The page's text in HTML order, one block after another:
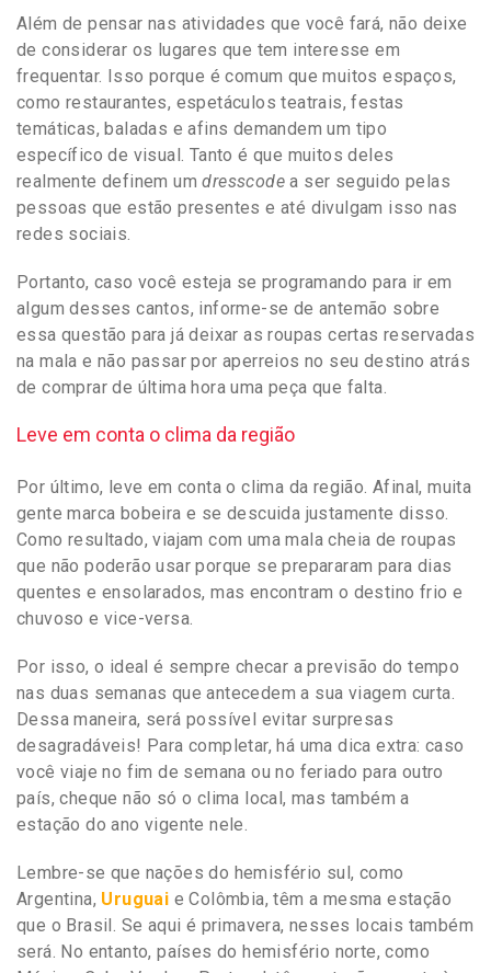
Além de pensar nas atividades que você fará, não deixe
de considerar os lugares que tem interesse em
frequentar. Isso porque é comum que muitos espaços,
como restaurantes, espetáculos teatrais, festas
temáticas, baladas e afins demandem um tipo
específico de visual. Tanto é que muitos deles
realmente definem umdresscode a ser seguido pelas
pessoas que estão presentes e até divulgam isso nas
redes sociais.
Portanto, caso você esteja se programando para ir em
algum desses cantos, informe-se de antemão sobre
essa questão para já deixar as roupas certas reservadas
na mala e não passar por aperreios no seu destino atrás
de comprar de última hora uma peça que falta.
Leve em conta o clima da região
Por último, leve em conta o clima da região. Afinal, muita
gente marca bobeira e se descuida justamente disso.
Como resultado, viajam com uma mala cheia de roupas
que não poderão usar porque se prepararam para dias
quentes e ensolarados, mas encontram o destino frio e
chuvoso e vice-versa.
Por isso, o ideal é sempre checar a previsão do tempo
nas duas semanas que antecedem a sua viagem curta.
Dessa maneira, será possível evitar surpresas
desagradáveis! Para completar, há uma dica extra: caso
você viaje no fim de semana ou no feriado para outro
país, cheque não só o clima local, mas também a
estação do ano vigente nele.
Lembre-se que nações do hemisfério sul, como
Argentina, Uruguai e Colômbia, têm a mesma estação
que o Brasil. Se aqui é primavera, nesses locais também
será. No entanto, países do hemisfério norte, como